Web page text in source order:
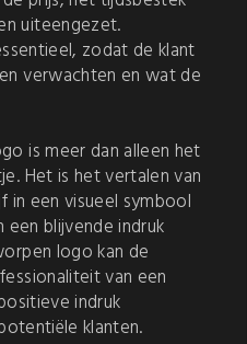
uiteengezet.
zodat de klant
verwachten en wat de
is meer dan alleen het
Het is het vertalen van
in een visueel symbool
blijvende indruk
logo kan de
van een
indruk
klanten.